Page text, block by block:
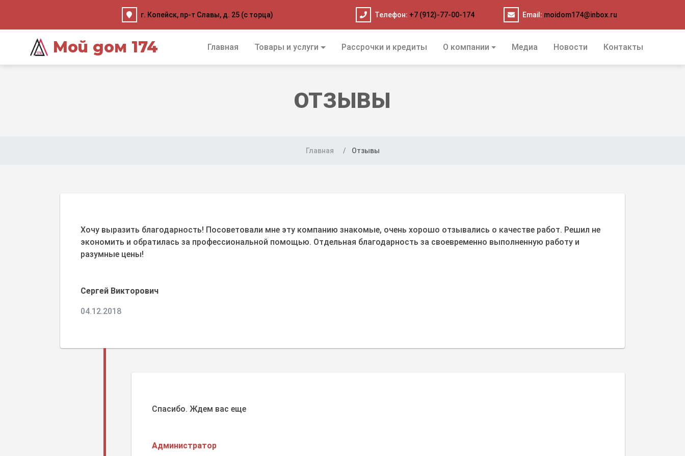
г. Копейск, пр-т Славы, д. 25 (с торца) Телефон: +7 (912)-77-00-174 Email: moidom174@inbox.ru
Мой дом 174 Главная Товары и услуги Рассрочки и кредиты О компании Медиа Новости Контакты
ОТЗЫВЫ
Главная Отзывы
Хочу выразить благодарность! Посоветовали мне эту компанию знакомые, очень хорошо отзывались о качестве работ. Решил не
экономить и обратилась за профессиональной помощью. Отдельная благодарность за своевременно выполненную работу и
разумные цены!
Сергей Викторович
04.12.2018
Спасибо. Ждем вас еще
Администратор